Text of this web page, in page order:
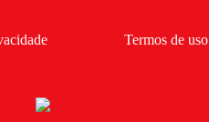
Termos de uso